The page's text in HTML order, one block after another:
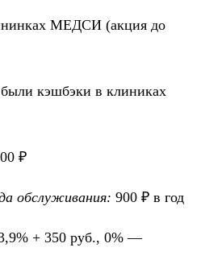
МЕДСИ (акция до
были кэшбэки в клиниках
₽
обслуживания: 900 ₽ в год
+ 350 руб., 0% —